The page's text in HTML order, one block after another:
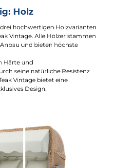
Holz
hochwertigen Holzvarianten
Vintage. Alle Hölzer stammen
und bieten höchste
Härte und
seine natürliche Resistenz
Vintage bietet eine
Design.